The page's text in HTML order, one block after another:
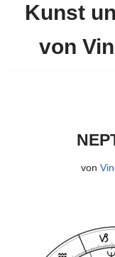
Kunst
von
von